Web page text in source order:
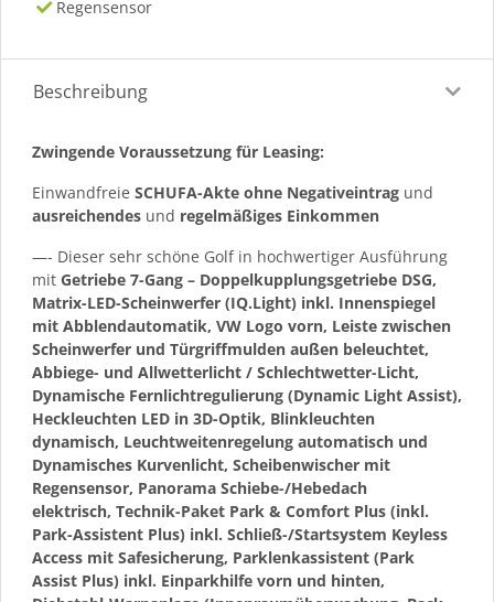
Regensensor
Beschreibung
Zwingende Voraussetzung für Leasing:
Einwandfreie SCHUFA-Akte ohne Negativeintrag und
ausreichendes und regelmäßiges Einkommen
—- Dieser sehr schöne Golf in hochwertiger Ausführung
mit Getriebe 7-Gang – Doppelkupplungsgetriebe DSG,
Matrix-LED-Scheinwerfer (IQ.Light) inkl. Innenspiegel
mit Abblendautomatik, VW Logo vorn, Leiste zwischen
Scheinwerfer und Türgriffmulden außen beleuchtet,
Abbiege- und Allwetterlicht / Schlechtwetter-Licht,
Dynamische Fernlichtregulierung (Dynamic Light Assist),
Heckleuchten LED in 3D-Optik, Blinkleuchten
dynamisch, Leuchtweitenregelung automatisch und
Dynamisches Kurvenlicht, Scheibenwischer mit
Regensensor, Panorama Schiebe-/Hebedach
elektrisch, Technik-Paket Park & Comfort Plus (inkl.
Park-Assistent Plus) inkl. Schließ-/Startsystem Keyless
Access mit Safesicherung, Parklenkassistent (Park
Assist Plus) inkl. Einparkhilfe vorn und hinten,